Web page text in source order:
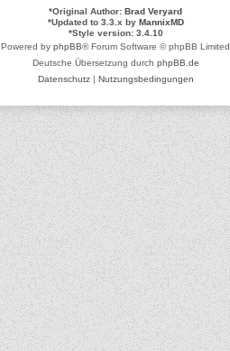
*Original Author: Brad Veryard
*Updated to 3.3.x by MannixMD
*Style version: 3.4.10
Powered by phpBB® Forum Software © phpBB Limited
Deutsche Übersetzung durch phpBB.de
Datenschutz| Nutzungsbedingungen